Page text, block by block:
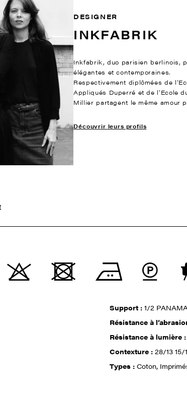
DESIGNER
INKFABRIK
Inkfabrik, duo parisien berlinois,
élégantes et contemporaines.
Respectivement diplômées de
Appliqués Duperré et de l’Ecole
Millier partagent le même amour
Découvrir leurs profils
Support :1/2
Résistance à
Résistance à lumière
Contexture :28/13 15/
Types :Coton,